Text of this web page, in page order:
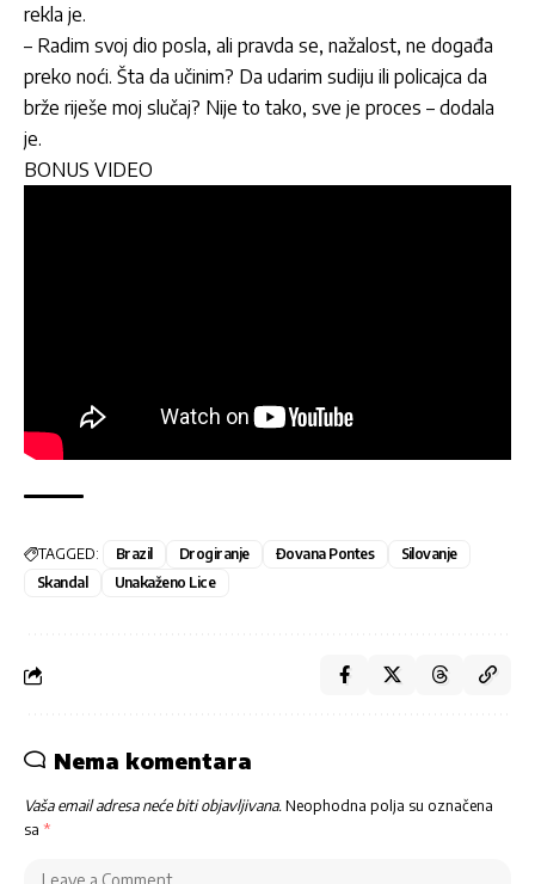
rekla je.
– Radim svoj dio posla, ali pravda se, nažalost, ne događa
preko noći. Šta da učinim? Da udarim sudiju ili policajca da
brže riješe moj slučaj? Nije to tako, sve je proces – dodala
je.
BONUS VIDEO
TAGGED: Brazil Drogiranje Đovana Pontes
Silovanje
Skandal
Unakaženo Lice
Nema komentara
Vaša email adresa neće biti objavljivana. Neophodna polja su označena
sa *